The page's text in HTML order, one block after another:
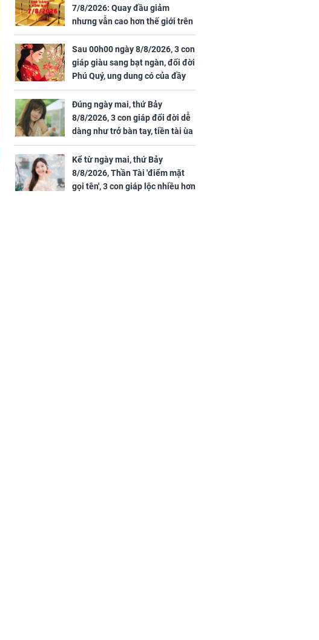
phẩm làm đẹp từ tế
bào gốc người
nấm sợi dai này, cơ thể
sẽ nhận được 4 lợi ích
bất ngờ!
7/8/2026: Quay đầu giảm
nhưng vẫn cao hơn thế giới trên
7 triệu đồng
Sau 00h00 ngày 8/8/2026, 3 con
giáp giàu sang bạt ngàn, đổi đời
Phú Quý, ung dung có của đầy
nhà, ngày càng hưng thịnh sung
túc
Đúng ngày mai, thứ Bảy
8/8/2026, 3 con giáp đổi đời dễ
dàng như trở bàn tay, tiền tài ùa
tới, ngồi không lộc cũng đến,
phú quý theo tới già
Kể từ ngày mai, thứ Bảy
8/8/2026, Thần Tài 'điểm mặt
gọi tên', 3 con giáp lộc nhiều hơn